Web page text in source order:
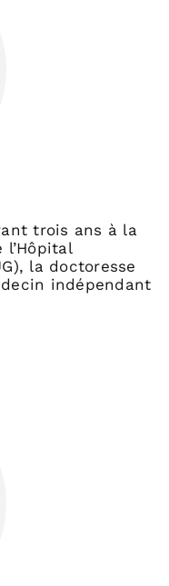
trois ans à la
l’Hôpital
la doctoresse
indépendant